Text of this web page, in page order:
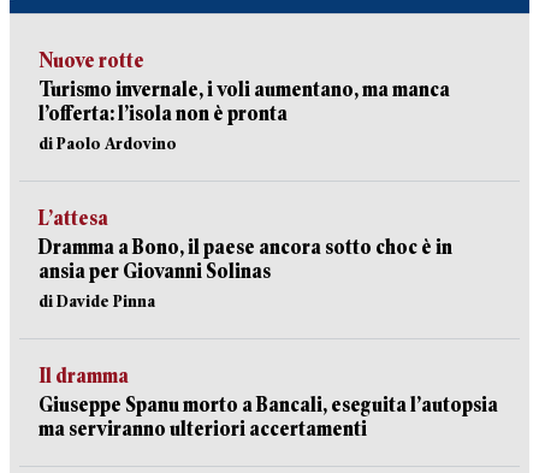
Nuove rotte
Turismo invernale, i voli aumentano, ma manca
l’offerta: l’isola non è pronta
di Paolo Ardovino
L’attesa
Dramma a Bono, il paese ancora sotto choc è in
ansia per Giovanni Solinas
di Davide Pinna
Il dramma
Giuseppe Spanu morto a Bancali, eseguita l’autopsia
ma serviranno ulteriori accertamenti